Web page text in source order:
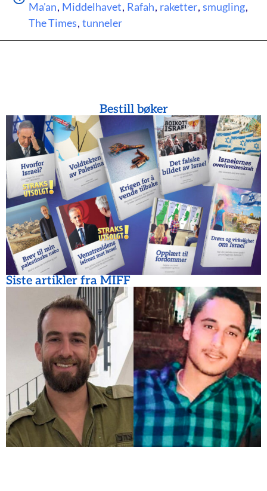
Ma'an, Middelhavet, Rafah, raketter, smugling,
The Times, tunneler
Bestill bøker
Siste artikler fra MIFF